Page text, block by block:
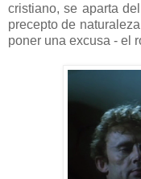
cristiano, se aparta
precepto de
poner una excusa - el